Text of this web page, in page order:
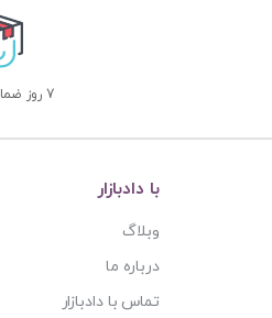
7 روز ضمانت بازگشت
با دادبازار
وبلاگ
درباره ما
تماس با دادبازار